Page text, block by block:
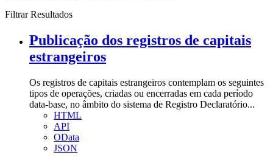
Filtrar Resultados
Publicação dos registros de capitais
estrangeiros
Os registros de capitais estrangeiros contemplam os seguintes
tipos de operações, criadas ou encerradas em cada período
data-base, no âmbito do sistema de Registro Declaratório...
HTML
API
OData
JSON